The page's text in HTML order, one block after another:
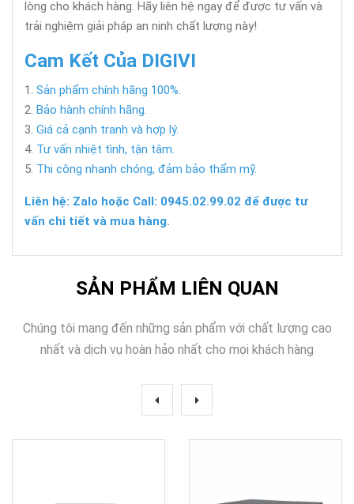
lòng cho khách hàng. Hãy liên hệ ngay để được tư vấn và
trải nghiệm giải pháp an ninh chất lượng này!
Cam Kết Của DIGIVI
Sản phẩm chính hãng 100%.
Bảo hành chính hãng.
Giá cả cạnh tranh và hợp lý.
Tư vấn nhiệt tình, tận tâm.
Thi công nhanh chóng, đảm bảo thẩm mỹ.
Liên hệ: Zalo hoặc Call: 0945.02.99.02 để được tư
vấn chi tiết và mua hàng.
SẢN PHẨM LIÊN QUAN
Chúng tôi mang đến những sản phẩm với chất lượng cao
nhất và dịch vụ hoàn hảo nhất cho mọi khách hàng